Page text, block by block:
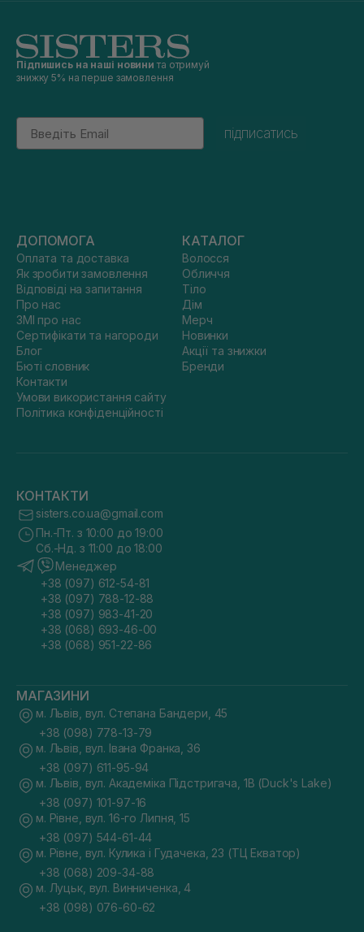
Підпишись на наші новини та отримуй
знижку 5% на перше замовлення
Email
підписатись
ДОПОМОГА
Оплата та доставка
Як зробити замовлення
Відповіді на запитання
Про нас
ЗМІ про нас
Сертифікати та нагороди
Блог
Бюті словник
Контакти
Умови використання сайту
Політика конфіденційності
КАТАЛОГ
Волосся
Обличчя
Тіло
Дім
Мерч
Новинки
Акції та знижки
Бренди
КОНТАКТИ
sisters.co.ua@gmail.com
Пн.-Пт. з 10:00 до 19:00
Сб.-Нд. з 11:00 до 18:00
Менеджер
+38 (097) 612-54-81
+38 (097) 788-12-88
+38 (097) 983-41-20
+38 (068) 693-46-00
+38 (068) 951-22-86
МАГАЗИНИ
м. Львів, вул. Степана Бандери, 45
+38 (098) 778-13-79
м. Львів, вул. Івана Франка, 36
+38 (097) 611-95-94
м. Львів, вул. Академіка Підстригача, 1В (Duck's Lake)
+38 (097) 101-97-16
м. Рівне, вул. 16-го Липня, 15
+38 (097) 544-61-44
м. Рівне, вул. Кулика і Гудачека, 23 (ТЦ Екватор)
+38 (068) 209-34-88
м. Луцьк, вул. Винниченка, 4
+38 (098) 076-60-62